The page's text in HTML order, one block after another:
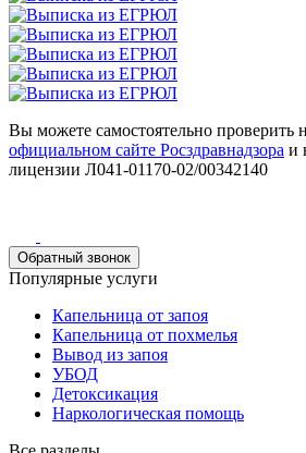
Вы можете самостоятельно проверить
официальном сайте Росздравнадзора и
лицензии Л041-01170-02/00342140
Обратный звонок
Популярные услуги
Капельница от запоя
Капельница от похмелья
Вывод из запоя
УБОД
Детоксикация
Наркологическая помощь